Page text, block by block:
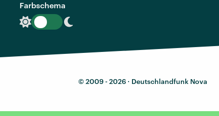
Farbschema
© 2009 - 2026 · Deutschlandfunk Nova